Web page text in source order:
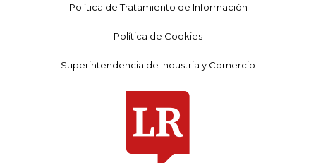
Política de Tratamiento de Información
Política de Cookies
Superintendencia de Industria y Comercio